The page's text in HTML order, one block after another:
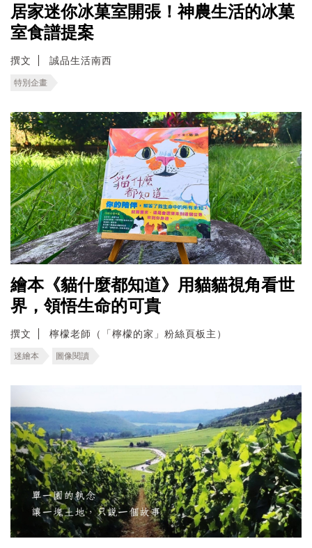
居家迷你冰菓室開張！神農生活的冰菓
室食譜提案
撰文 誠品生活南西
特別企畫
繪本《貓什麼都知道》用貓貓視角看世
界，領悟生命的可貴
撰文 檸檬老師（「檸檬的家」粉絲頁板主）
迷繪本 圖像閱讀